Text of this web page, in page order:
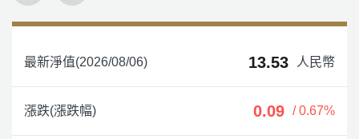
最新淨值(2026/08/06) 13.53 人民幣
漲跌(漲跌幅) 0.09 / 0.67%